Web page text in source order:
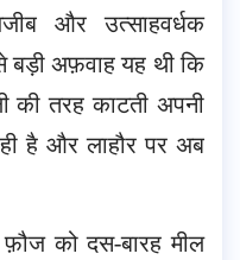
और उत्साहवर्धक
अफ़वाह यह थी कि
की तरह काटती अपनी
है और लाहौर पर अब
फ़ौज को दस-बारह मील